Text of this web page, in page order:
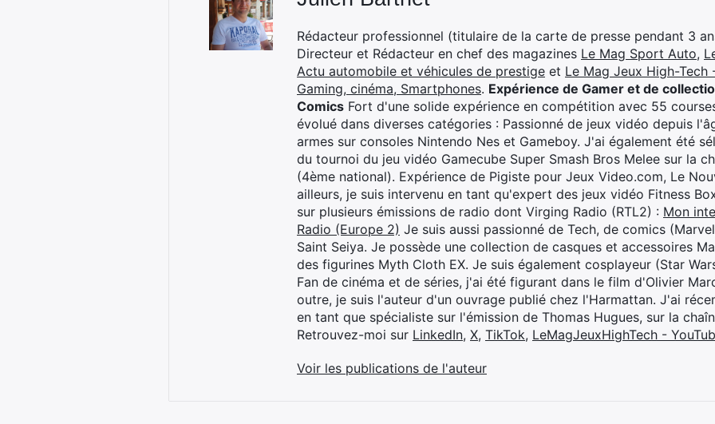
Rédacteur professionnel (titulaire de la carte de presse pendant 3
Directeur et Rédacteur en chef des magazines Le Mag Sport Auto,
Actu automobile et véhicules de prestige et Le Mag Jeux High-Tech
Gaming, cinéma, Smartphones. Expérience de Gamer et de
Comics Fort d'une solide expérience en compétition avec 55
évolué dans diverses catégories : Passionné de jeux vidéo depuis
armes sur consoles Nintendo Nes et Gameboy. J'ai également été
du tournoi du jeu vidéo Gamecube Super Smash Bros Melee sur la
(4ème national). Expérience de Pigiste pour Jeux Video.com, Le
ailleurs, je suis intervenu en tant qu'expert des jeux vidéo Fitness
sur plusieurs émissions de radio dont Virging Radio (RTL2) : Mon
Radio (Europe 2) Je suis aussi passionné de Tech, de comics
Saint Seiya. Je possède une collection de casques et accessoires
des figurines Myth Cloth EX. Je suis également cosplayeur (Star
Fan de cinéma et de séries, j'ai été figurant dans le film d'Olivier
outre, je suis l'auteur d'un ouvrage publié chez l'Harmattan. J'ai
en tant que spécialiste sur l'émission de Thomas Hugues, sur la
Retrouvez-moi sur LinkedIn, X, TikTok, LeMagJeuxHighTech -
Voir les publications de l'auteur